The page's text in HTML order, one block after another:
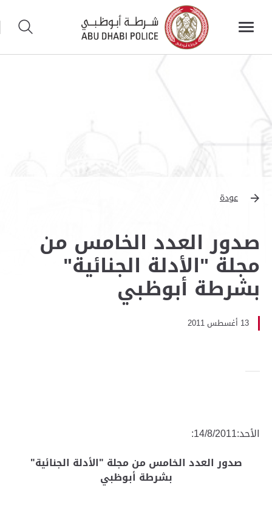
عودة
صدور العدد الخامس من
مجلة "الأدلة الجنائية"
بشرطة أبوظبي
13 أغسطس 2011
الأحد:14/8/2011:
صدور العدد الخامس من مجلة "الأدلة الجنائية"
بشرطة أبوظبي